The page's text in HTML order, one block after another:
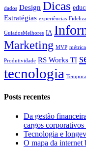
dados Design Dicas
Estratégias experiências
GuiadosMelhores IA
Marketing MVP
Produtividade RS Works TI
tecnologia
Posts recentes
Da gestão
cargos
Tecnologia e
O mapa da internet